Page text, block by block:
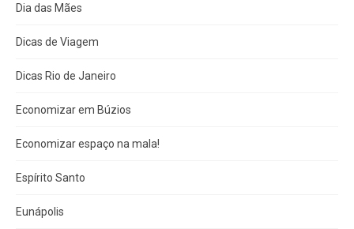
Dia das Mães
Dicas de Viagem
Dicas Rio de Janeiro
Economizar em Búzios
Economizar espaço na mala!
Espírito Santo
Eunápolis